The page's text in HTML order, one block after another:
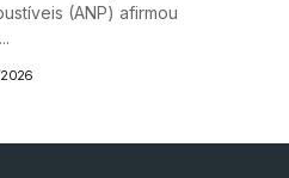
(ANP) afirmou